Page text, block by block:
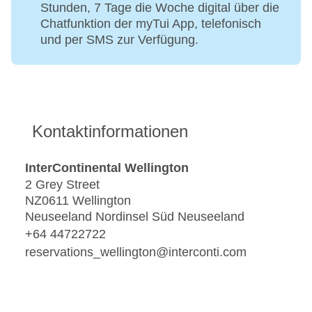
Stunden, 7 Tage die Woche digital über die
Chatfunktion der myTui App, telefonisch
und per SMS zur Verfügung.
Kontaktinformationen
InterContinental Wellington
2 Grey Street
NZ0611 Wellington
Neuseeland Nordinsel Süd Neuseeland
+64 44722722
reservations_wellington@interconti.com